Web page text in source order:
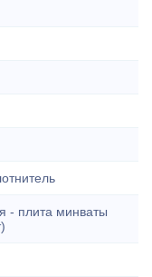
- плита минваты